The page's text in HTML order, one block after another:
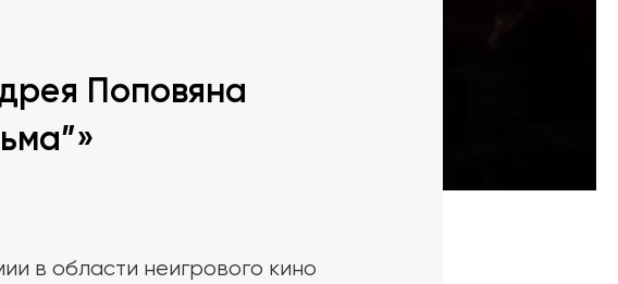
Поповяна
в области неигрового кино